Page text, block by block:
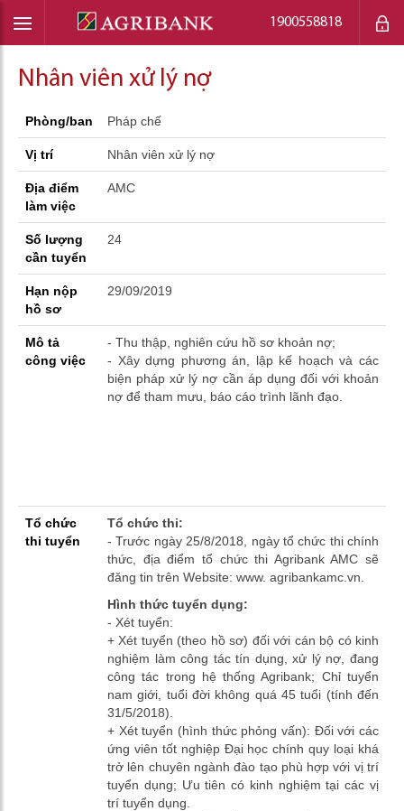
1900558818
Nhân viên xử lý nợ
Phòng/ban Pháp chế
Vị trí Nhân viên xử lý nợ
Địa điểm
làm việc
AMC
Số lượng
cần tuyển
24
Hạn nộp
hồ sơ
29/09/2019
Mô tả
công việc
- Thu thập, nghiên cứu hồ sơ khoản nợ;
- Xây dựng phương án, lập kế hoạch và các
biện pháp xử lý nợ cần áp dụng đối với khoản
nợ để tham mưu, báo cáo trình lãnh đạo.
Tổ chức
thi tuyển
Tổ chức thi:
- Trước ngày 25/8/2018, ngày tổ chức thi chính
thức, địa điểm tổ chức thi Agribank AMC sẽ
đăng tin trên Website: www. agribankamc.vn.
Hình thức tuyển dụng:
- Xét tuyển:
+ Xét tuyển (theo hồ sơ) đối với cán bộ có kinh
nghiệm làm công tác tín dụng, xử lý nợ, đang
công tác trong hệ thống Agribank; Chỉ tuyển
nam giới, tuổi đời không quá 45 tuổi (tính đến
31/5/2018).
+ Xét tuyển (hình thức phỏng vấn): Đối với các
ứng viên tốt nghiệp Đại học chính quy loại khá
trở lên chuyên ngành đào tạo phù hợp với vị trí
tuyển dụng; Ưu tiên có kinh nghiệm tại các vị
trí tuyển dụng.